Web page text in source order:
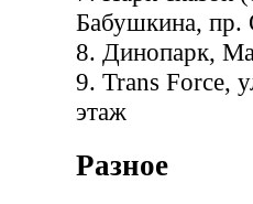
Бабушкина, пр.
8. Динопарк,
9. Trans Force,
этаж
Разное